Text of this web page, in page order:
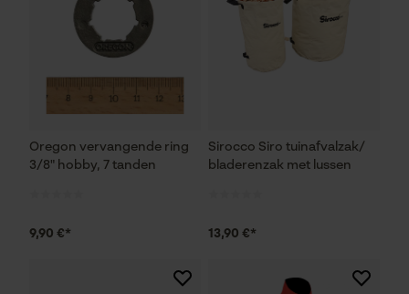
Oregon vervangende ring
3/8" hobby, 7 tanden
9,90 €*
Sirocco Siro tuinafvalzak/
bladerenzak met lussen
13,90 €*
Fact-Finder Tracking
Prestatie en functionele